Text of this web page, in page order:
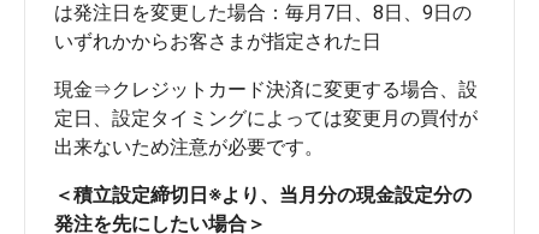
は発注日を変更した場合：毎月7日、8日、9日の
いずれかからお客さまが指定された日
現金⇒クレジットカード決済に変更する場合、設
定日、設定タイミングによっては変更月の買付が
＜積立設定締切日※より、当月分の現金設定分の
発注を先にしたい場合＞